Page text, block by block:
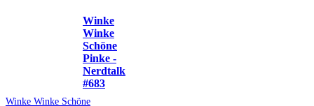
Winke
Winke
Schöne
Pinke -
Nerdtalk
#683
Winke Winke Schöne